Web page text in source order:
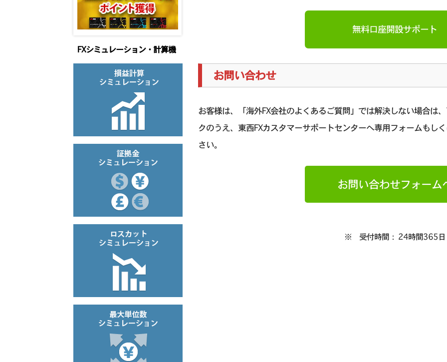
FXシミュレーション・計算機
無料口座開設サポート
お問い合わせ
お客様は、「海外FX会社のよくあるご質問」では解決しない場合は
クのうえ、東西FXカスタマーサポートセンターへ専用フォームもし
さい。
お問い合わせフォーム
※ 受付時間： 24時間365日